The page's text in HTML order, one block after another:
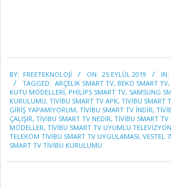
09-
25
BY: FREETEKNOLOJI ON: 25 EYLÜL 2019 IN:
TAGGED: ARÇELIK SMART TV, BEKO SMART TV,
KUTU MODELLERI, PHILIPS SMART TV, SAMSUNG
KURULUMU, TIVIBU SMART TV APK, TIVIBU SMART
GIRIŞ YAPAMIYORUM, TIVIBU SMART TV INDIR,
ÇALIŞIR, TIVIBU SMART TV NEDIR, TIVIBU SMART
MODELLER, TİVİBU SMART TV UYUMLU
TELEKOM TIVIBU SMART TV UYGULAMASI, VESTEL
SMART TV TIVIBU KURULUMU